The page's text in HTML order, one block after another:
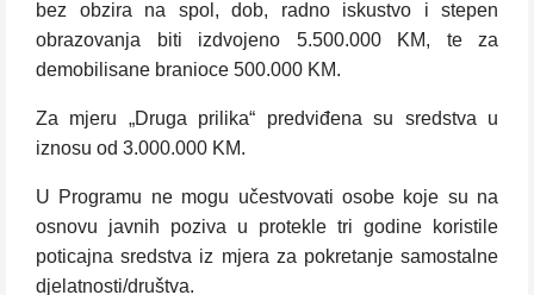
bez obzira na spol, dob, radno iskustvo i stepen
obrazovanja biti izdvojeno 5.500.000 KM, te za
demobilisane branioce 500.000 KM.
Za mjeru „Druga prilika“ predviđena su sredstva u
iznosu od 3.000.000 KM.
U Programu ne mogu učestvovati osobe koje su na
osnovu javnih poziva u protekle tri godine koristile
poticajna sredstva iz mjera za pokretanje samostalne
djelatnosti/društva.